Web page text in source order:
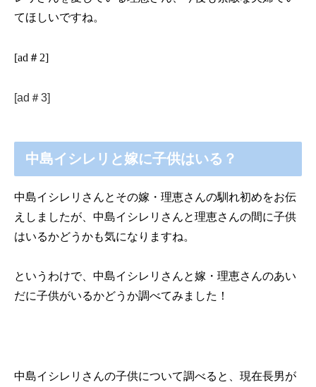
てほしいですね。
[ad＃2]
[ad＃3]
中島イシレリと嫁に子供はいる？
中島イシレリさんとその嫁・理恵さんの馴れ初めをお伝
えしましたが、中島イシレリさんと理恵さんの間に子供
はいるかどうかも気になりますね。
というわけで、中島イシレリさんと嫁・理恵さんのあい
だに子供がいるかどうか調べてみました！
中島イシレリさんの子供について調べると、現在長男が